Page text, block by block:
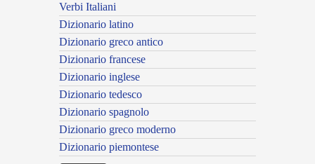
Verbi Italiani
Dizionario latino
Dizionario greco antico
Dizionario francese
Dizionario inglese
Dizionario tedesco
Dizionario spagnolo
Dizionario greco moderno
Dizionario piemontese